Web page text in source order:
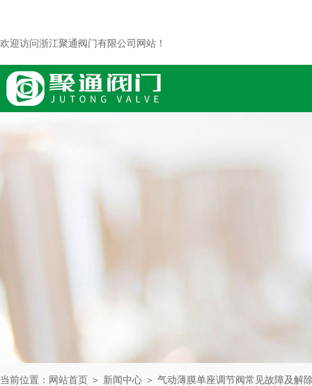
欢迎访问浙江聚通阀门有限公司网站！
当前位置： 网站首页 ＞ 新闻中心 ＞ 气动薄膜单座调节阀常见故障及解